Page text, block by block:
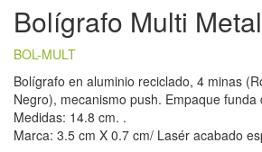
Bolígrafo Multi
BOL-MULT
Bolígrafo en aluminio reciclado, 4 minas
Negro), mecanismo push. Empaque funda
Medidas: 14.8 cm. .
Marca: 3.5 cm X 0.7 cm/ Lasér acabado